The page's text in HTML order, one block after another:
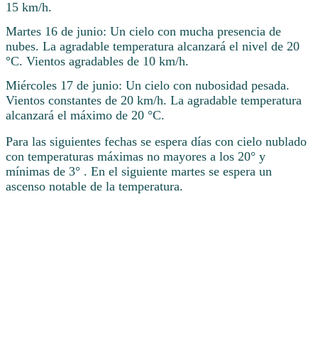
15 km/h.
Martes 16 de junio: Un cielo con mucha presencia de
nubes. La agradable temperatura alcanzará el nivel de 20
°C. Vientos agradables de 10 km/h.
Miércoles 17 de junio: Un cielo con nubosidad pesada.
Vientos constantes de 20 km/h. La agradable temperatura
alcanzará el máximo de 20 °C.
Para las siguientes fechas se espera días con cielo nublado
con temperaturas máximas no mayores a los 20° y
mínimas de 3° . En el siguiente martes se espera un
ascenso notable de la temperatura.